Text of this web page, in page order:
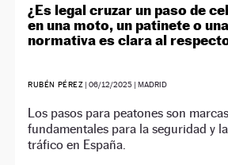
¿Es legal cruzar un paso de
en una moto, un patinete o
normativa es clara al
RUBÉN PÉREZ |06/12/2025 | MADRID
Los pasos para peatones son
fundamentales para la seguridad y
tráfico en España.